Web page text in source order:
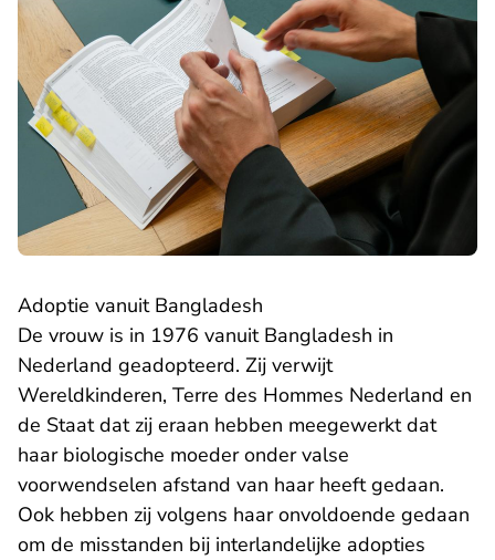
Adoptie vanuit Bangladesh
De vrouw is in 1976 vanuit Bangladesh in
Nederland geadopteerd. Zij verwijt
Wereldkinderen, Terre des Hommes Nederland en
de Staat dat zij eraan hebben meegewerkt dat
haar biologische moeder onder valse
voorwendselen afstand van haar heeft gedaan.
Ook hebben zij volgens haar onvoldoende gedaan
om de misstanden bij interlandelijke adopties